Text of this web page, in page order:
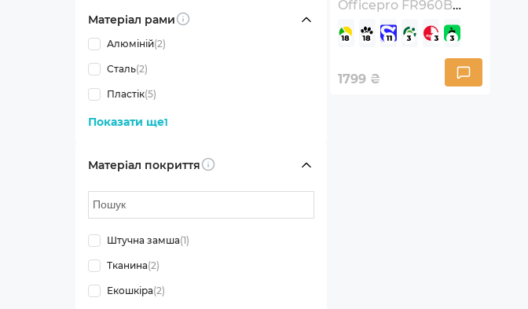
Матеріал рами
Info
Алюміній(2)
Сталь(2)
Пластік(5)
Показати ще1
Матеріал покриття Info
Штучна замша(1)
Тканина(2)
Екошкіра(2)
Officepro FR960B
Black
1799 ₴